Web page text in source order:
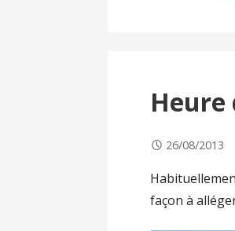
Heure
26/08/2013
façon à